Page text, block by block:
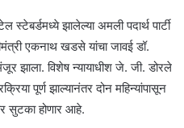
स्टेबर्डमध्ये झालेल्या अमली पदार्थ पार्टी
एकनाथ खडसे यांचा जावई डॉ.
झाला. विशेष न्यायाधीश जे. जी. डोरले
पूर्ण झाल्यानंतर दोन महिन्यांपासून
सुटका होणार आहे.